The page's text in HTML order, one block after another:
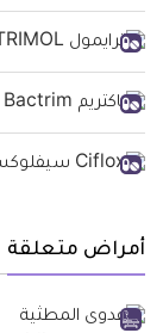
أمراض متعلقة